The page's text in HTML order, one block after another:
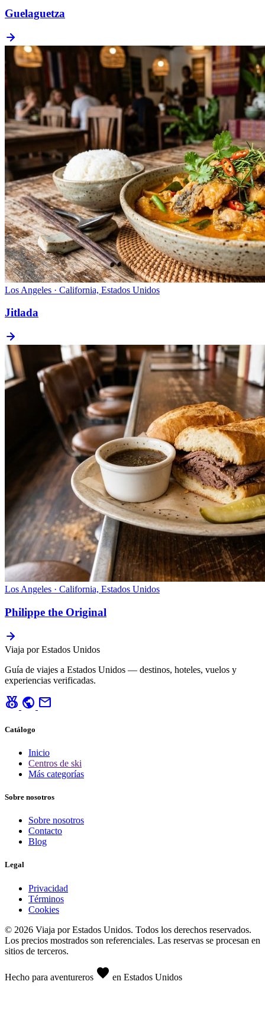
Guelaguetza
Los Angeles · California, Estados Unidos
Jitlada
Los Angeles · California, Estados Unidos
Philippe the Original
Viaja por Estados Unidos
Guía de viajes a Estados Unidos — destinos, hoteles, vuelos y
experiencias verificadas.
social_leaderboard public mail
Catálogo
Inicio
Centros de ski
Más categorías
Sobre nosotros
Sobre nosotros
Contacto
Blog
Legal
Privacidad
Términos
Cookies
© 2026 Viaja por Estados Unidos. Todos los derechos reservados.
Los precios mostrados son referenciales. Las reservas se procesan en
sitios de terceros.
Hecho para aventureros favorite en Estados Unidos